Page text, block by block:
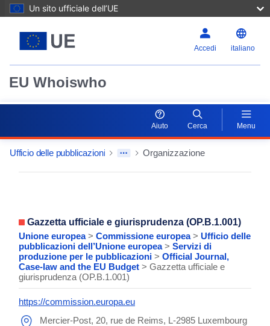
Un sito ufficiale dell’UE
Accedi italiano
EU Whoiswho
Aiuto Cerca Menu
Ufficio delle pubblicazioni Organizzazione
Gazzetta ufficiale e giurisprudenza (OP.B.1.001)
Unione europea> Commissione europea> Ufficio delle
pubblicazioni dell’Unione europea> Servizi di
produzione per le pubblicazioni > Official Journal,
Case-law and the EU Budget > Gazzetta ufficiale e
giurisprudenza (OP.B.1.001)
https://commission.europa.eu
Mercier-Post, 20, rue de Reims, L-2985 Luxembourg